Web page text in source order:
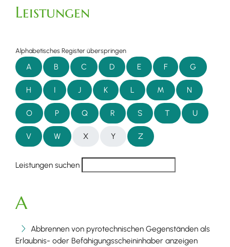
Leistungen
Alphabetisches Register überspringen
A B C D E F G
H I J K L M N
O P Q R S T U
V W X Y Z
Leistungen suchen
A
Abbrennen von pyrotechnischen Gegenständen als
Erlaubnis- oder Befähigungsscheininhaber anzeigen